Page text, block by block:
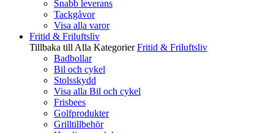
Snabb leverans
Tackgåvor
Visa alla varor
Fritid & Friluftsliv
Tillbaka till Alla Kategorier Fritid & Friluftsliv
Badbollar
Bil och cykel
Stolsskydd
Visa alla Bil och cykel
Frisbees
Golfprodukter
Grilltillbehör